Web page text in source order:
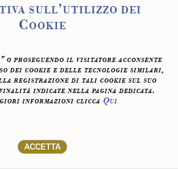
sull'utilizzo dei
Cookie
o proseguendo il visitatore acconsente
dei cookie e delle tecnologie similari,
registrazione di tali cookie sul suo
indicate nella pagina dedicata.
informazioni clicca Qui